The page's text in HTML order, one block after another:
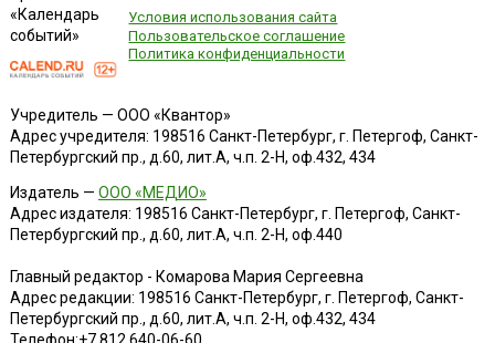
«Календарь
событий»
Условия использования сайта
Пользовательское соглашение
Политика конфиденциальности
Учредитель — ООО «Квантор»
Адрес учредителя: 198516 Санкт-Петербург, г. Петергоф, Санкт-
Петербургский пр., д.60, лит.А, ч.п. 2-Н, оф.432, 434
Издатель — ООО «МЕДИО»
Адрес издателя: 198516 Санкт-Петербург, г. Петергоф, Санкт-
Петербургский пр., д.60, лит.А, ч.п. 2-Н, оф.440
Главный редактор - Комарова Мария Сергеевна
Адрес редакции: 198516 Санкт-Петербург, г. Петергоф, Санкт-
Петербургский пр., д.60, лит.А, ч.п. 2-Н, оф.432, 434
Телефон:+7 812 640-06-60